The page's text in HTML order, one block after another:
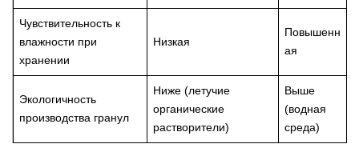
Чувствительность к
влажности при
хранении
Низкая
Повышенн
ая
Экологичность
производства гранул
Ниже (летучие
органические
растворители)
Выше
(водная
среда)